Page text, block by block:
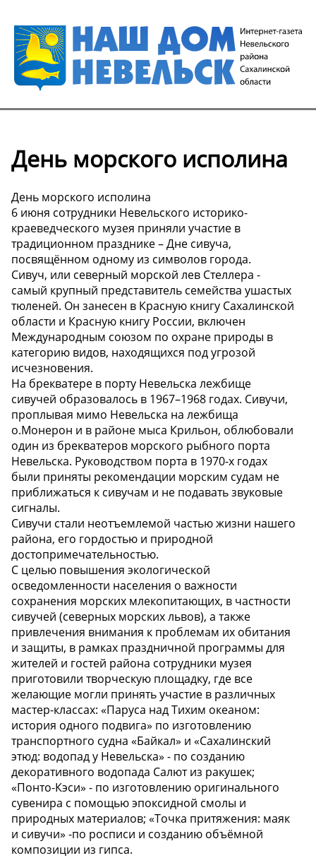
День морского исполина
День морского исполина
6 июня сотрудники Невельского историко-
краеведческого музея приняли участие в
традиционном празднике – Дне сивуча,
посвящённом одному из символов города.
Сивуч, или северный морской лев Стеллера -
самый крупный представитель семейства ушастых
тюленей. Он занесен в Красную книгу Сахалинской
области и Красную книгу России, включен
Международным союзом по охране природы в
категорию видов, находящихся под угрозой
исчезновения.
На брекватере в порту Невельска лежбище
сивучей образовалось в 1967–1968 годах. Сивучи,
проплывая мимо Невельска на лежбища
о.Монерон и в районе мыса Крильон, облюбовали
один из брекватеров морского рыбного порта
Невельска. Руководством порта в 1970-х годах
были приняты рекомендации морским судам не
приближаться к сивучам и не подавать звуковые
сигналы.
Сивучи стали неотъемлемой частью жизни нашего
района, его гордостью и природной
достопримечательностью.
С целью повышения экологической
осведомленности населения о важности
сохранения морских млекопитающих, в частности
сивучей (северных морских львов), а также
привлечения внимания к проблемам их обитания
и защиты, в рамках праздничной программы для
жителей и гостей района сотрудники музея
приготовили творческую площадку, где все
желающие могли принять участие в различных
мастер-классах: «Паруса над Тихим океаном:
история одного подвига» по изготовлению
транспортного судна «Байкал» и «Сахалинский
этюд: водопад у Невельска» - по созданию
декоративного водопада Салют из ракушек;
«Понто-Кэси» - по изготовлению оригинального
сувенира с помощью эпоксидной смолы и
природных материалов; «Точка притяжения: маяк
и сивучи» -по росписи и созданию объёмной
композиции из гипса.